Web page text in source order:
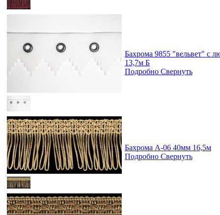
Бахрома 9855 "вельвет" с
13,7м Б
Подробно Свернуть
Бахрома А-06 40мм 16,5м
Подробно Свернуть